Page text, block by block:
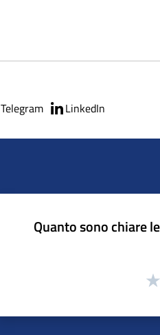
Telegram LinkedIn
Quanto sono chiare